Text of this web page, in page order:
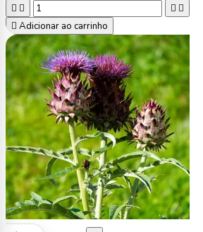
   
 Adicionar ao carrinho